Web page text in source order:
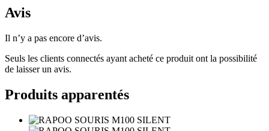
Avis
Il n’y a pas encore d’avis.
Seuls les clients connectés ayant acheté ce produit ont la possibilité
de laisser un avis.
Produits apparentés